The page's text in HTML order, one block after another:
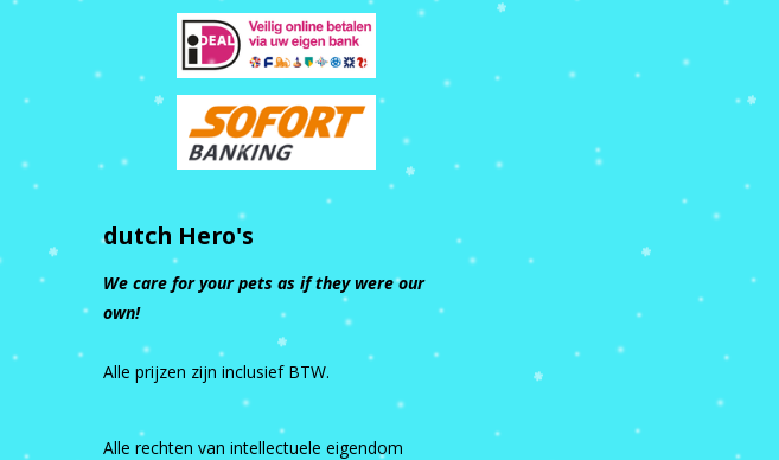
dutch Hero's
We care for your pets as if they were our
own!
Alle prijzen zijn inclusief BTW.
Alle rechten van intellectuele eigendom